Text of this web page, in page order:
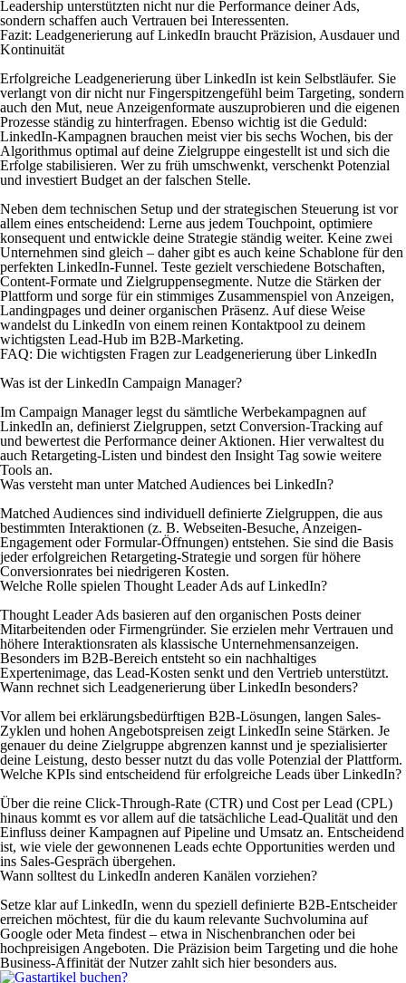
Leadership unterstützten nicht nur die Performance deiner Ads,
sondern schaffen auch Vertrauen bei Interessenten.
Fazit: Leadgenerierung auf LinkedIn braucht Präzision, Ausdauer und
Kontinuität
Erfolgreiche Leadgenerierung über LinkedIn ist kein Selbstläufer. Sie
verlangt von dir nicht nur Fingerspitzengefühl beim Targeting, sondern
auch den Mut, neue Anzeigenformate auszuprobieren und die eigenen
Prozesse ständig zu hinterfragen. Ebenso wichtig ist die Geduld:
LinkedIn-Kampagnen brauchen meist vier bis sechs Wochen, bis der
Algorithmus optimal auf deine Zielgruppe eingestellt ist und sich die
Erfolge stabilisieren. Wer zu früh umschwenkt, verschenkt Potenzial
und investiert Budget an der falschen Stelle.
Neben dem technischen Setup und der strategischen Steuerung ist vor
allem eines entscheidend: Lerne aus jedem Touchpoint, optimiere
konsequent und entwickle deine Strategie ständig weiter. Keine zwei
Unternehmen sind gleich – daher gibt es auch keine Schablone für den
perfekten LinkedIn-Funnel. Teste gezielt verschiedene Botschaften,
Content-Formate und Zielgruppensegmente. Nutze die Stärken der
Plattform und sorge für ein stimmiges Zusammenspiel von Anzeigen,
Landingpages und deiner organischen Präsenz. Auf diese Weise
wandelst du LinkedIn von einem reinen Kontaktpool zu deinem
wichtigsten Lead-Hub im B2B-Marketing.
FAQ: Die wichtigsten Fragen zur Leadgenerierung über LinkedIn
Was ist der LinkedIn Campaign Manager?
Im Campaign Manager legst du sämtliche Werbekampagnen auf
LinkedIn an, definierst Zielgruppen, setzt Conversion-Tracking auf
und bewertest die Performance deiner Aktionen. Hier verwaltest du
auch Retargeting-Listen und bindest den Insight Tag sowie weitere
Tools an.
Was versteht man unter Matched Audiences bei LinkedIn?
Matched Audiences sind individuell definierte Zielgruppen, die aus
bestimmten Interaktionen (z. B. Webseiten-Besuche, Anzeigen-
Engagement oder Formular-Öffnungen) entstehen. Sie sind die Basis
jeder erfolgreichen Retargeting-Strategie und sorgen für höhere
Conversionrates bei niedrigeren Kosten.
Welche Rolle spielen Thought Leader Ads auf LinkedIn?
Thought Leader Ads basieren auf den organischen Posts deiner
Mitarbeitenden oder Firmengründer. Sie erzielen mehr Vertrauen und
höhere Interaktionsraten als klassische Unternehmensanzeigen.
Besonders im B2B-Bereich entsteht so ein nachhaltiges
Expertenimage, das Lead-Kosten senkt und den Vertrieb unterstützt.
Wann rechnet sich Leadgenerierung über LinkedIn besonders?
Vor allem bei erklärungsbedürftigen B2B-Lösungen, langen Sales-
Zyklen und hohen Angebotspreisen zeigt LinkedIn seine Stärken. Je
genauer du deine Zielgruppe abgrenzen kannst und je spezialisierter
deine Leistung, desto besser nutzt du das volle Potenzial der Plattform.
Welche KPIs sind entscheidend für erfolgreiche Leads über LinkedIn?
Über die reine Click-Through-Rate (CTR) und Cost per Lead (CPL)
hinaus kommt es vor allem auf die tatsächliche Lead-Qualität und den
Einfluss deiner Kampagnen auf Pipeline und Umsatz an. Entscheidend
ist, wie viele der gewonnenen Leads echte Opportunities werden und
ins Sales-Gespräch übergehen.
Wann solltest du LinkedIn anderen Kanälen vorziehen?
Setze klar auf LinkedIn, wenn du speziell definierte B2B-Entscheider
erreichen möchtest, für die du kaum relevante Suchvolumina auf
Google oder Meta findest – etwa in Nischenbranchen oder bei
hochpreisigen Angeboten. Die Präzision beim Targeting und die hohe
Business-Affinität der Nutzer zahlt sich hier besonders aus.